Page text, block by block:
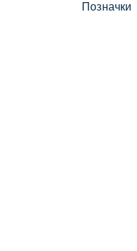
Позначки